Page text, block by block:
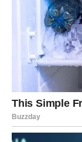
Božanska
čini da sve
Kao da se
zaštitom i rekla:
olakšanje.”
Decembar